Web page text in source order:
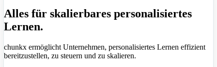
Alles für skalierbares personalisiertes
Lernen.
chunkx ermöglicht Unternehmen, personalisiertes Lernen effizient
bereitzustellen, zu steuern und zu skalieren.